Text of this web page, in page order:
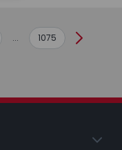
... 1075